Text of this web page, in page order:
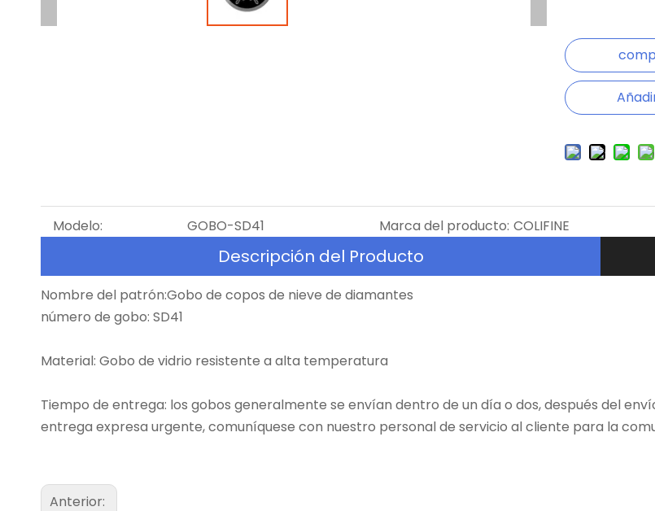
Modelo: GOBO-SD41 Marca del producto: COLIFINE
Descripción del Producto
Nombre del patrón:Gobo de copos de nieve de diamantes
número de gobo: SD41
Material: Gobo de vidrio resistente a alta temperatura
Tiempo de entrega: los gobos generalmente se envían dentro de un día o dos, después del
entrega expresa urgente, comuníquese con nuestro personal de servicio al cliente para la
Anterior: